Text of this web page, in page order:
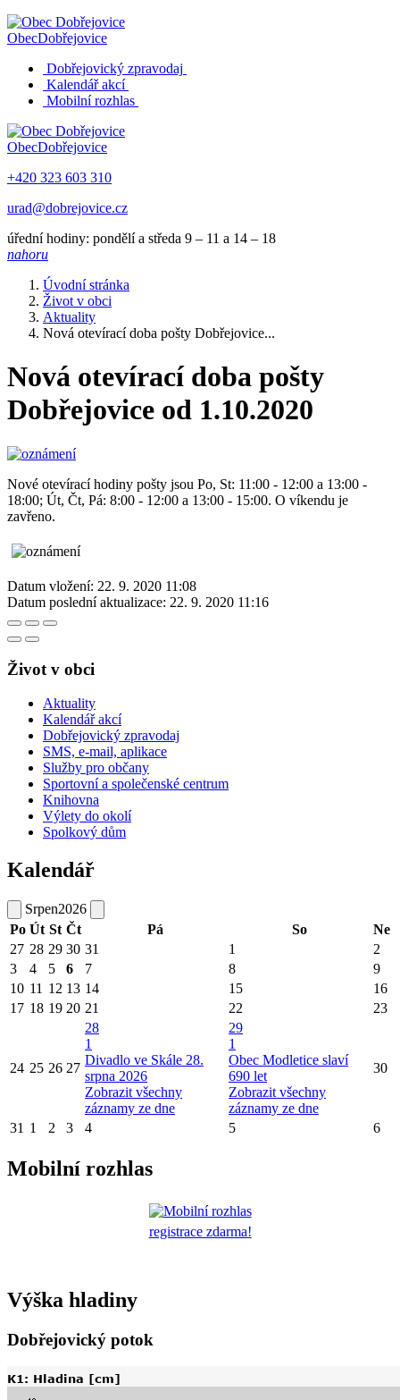
ObecDobřejovice
Dobřejovický zpravodaj
Kalendář akcí
Mobilní rozhlas
ObecDobřejovice
+420 323 603 310
urad@dobrejovice.cz
úřední hodiny: pondělí a středa 9 – 11 a 14 – 18
nahoru
Úvodní stránka
Život v obci
Aktuality
Nová otevírací doba pošty Dobřejovice...
Nová otevírací doba pošty
Dobřejovice od 1.10.2020
Nové otevírací hodiny pošty jsou Po, St: 11:00 - 12:00 a 13:00 -
18:00; Út, Čt, Pá: 8:00 - 12:00 a 13:00 - 15:00. O víkendu je
zavřeno.
Datum vložení: 22. 9. 2020 11:08
Datum poslední aktualizace: 22. 9. 2020 11:16
Život v obci
Aktuality
Kalendář akcí
Dobřejovický zpravodaj
SMS, e-mail, aplikace
Služby pro občany
Sportovní a společenské centrum
Knihovna
Výlety do okolí
Spolkový dům
Kalendář
Srpen2026
Po Út St Čt Pá So
Ne
27 28 29 30 31 1
2
3
4 5 6 7 8
9
10 11 12 13 14 15
16
17 18 19 20 21 22 23
24 25 26 27
28
1
Divadlo ve Skále 28.
srpna 2026
Zobrazit všechny
záznamy ze dne
29
1
Obec Modletice slaví
690 let
Zobrazit všechny
záznamy ze dne
30
31 1 2 3 4 5 6
Mobilní rozhlas
registrace zdarma!
Výška hladiny
Dobřejovický potok